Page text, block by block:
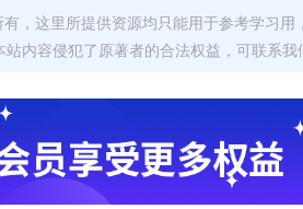
，这里所提供资源均只能用于参考学习用
内容侵犯了原著者的合法权益，可联系我